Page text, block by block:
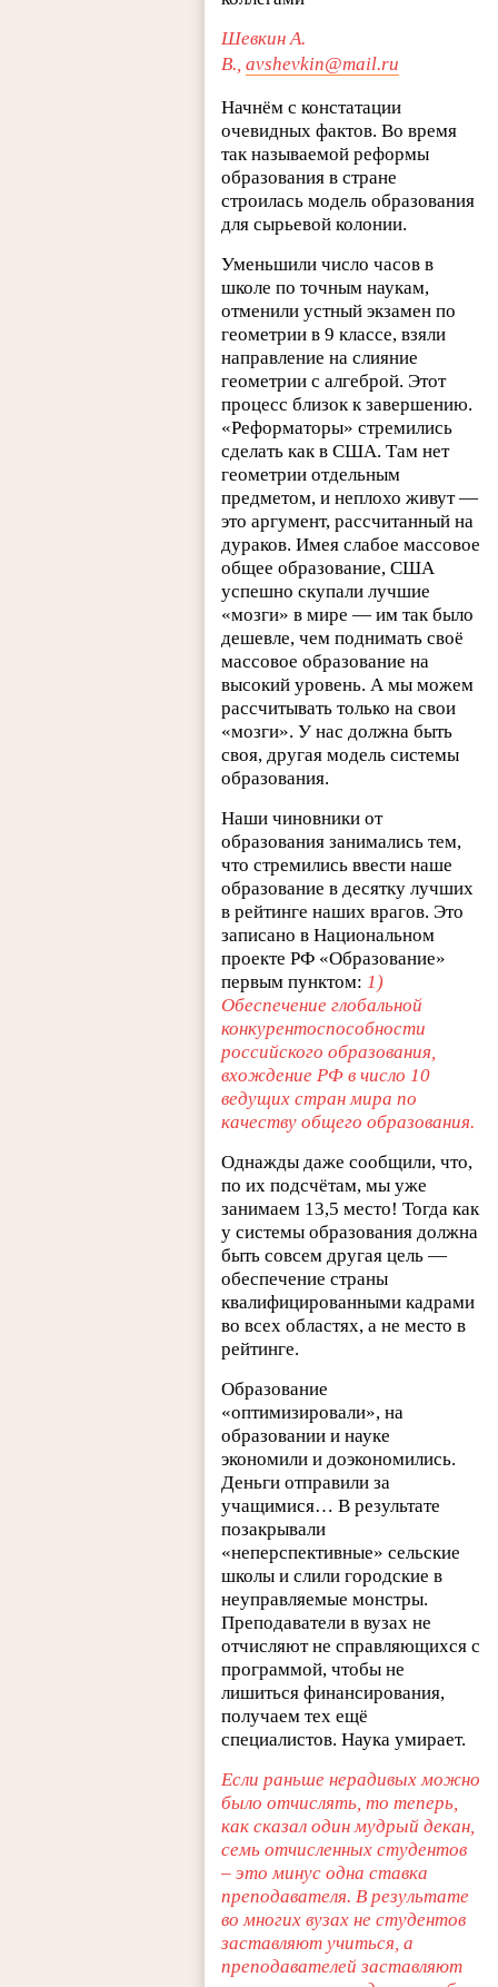
Шевкин А.
В.,avshevkin@mail.ru
Начнём с констатации
очевидных фактов. Во время
так называемой реформы
образования в стране
строилась модель образования
для сырьевой колонии.
Уменьшили число часов в
школе по точным наукам,
отменили устный экзамен по
геометрии в 9 классе, взяли
направление на слияние
геометрии с алгеброй. Этот
процесс близок к завершению.
«Реформаторы» стремились
сделать как в США. Там нет
геометрии отдельным
предметом, и неплохо живут —
это аргумент, рассчитанный на
дураков. Имея слабое массовое
общее образование, США
успешно скупали лучшие
«мозги» в мире — им так было
дешевле, чем поднимать своё
массовое образование на
высокий уровень. А мы можем
рассчитывать только на свои
«мозги». У нас должна быть
своя, другая модель системы
образования.
Наши чиновники от
образования занимались тем,
что стремились ввести наше
образование в десятку лучших
в рейтинге наших врагов. Это
записано в Национальном
проекте РФ «Образование»
первым пунктом:1)
Обеспечение глобальной
конкурентоспособности
российского образования,
вхождение РФ в число 10
ведущих стран мира по
качеству общего образования.
Однажды даже сообщили, что,
по их подсчётам, мы уже
занимаем 13,5 место! Тогда как
у системы образования должна
быть совсем другая цель —
обеспечение страны
квалифицированными кадрами
во всех областях, а не место в
рейтинге.
Образование
«оптимизировали», на
образовании и науке
экономили и доэкономились.
Деньги отправили за
учащимися… В результате
позакрывали
«неперспективные» сельские
школы и слили городские в
неуправляемые монстры.
Преподаватели в вузах не
отчисляют не справляющихся с
программой, чтобы не
лишиться финансирования,
получаем тех ещё
специалистов. Наука умирает.
Если раньше нерадивых можно
было отчислять, то теперь,
как сказал один мудрый декан,
семь отчисленных студентов
– это минус одна ставка
преподавателя. В результате
во многих вузах не студентов
заставляют учиться, а
преподавателей заставляют